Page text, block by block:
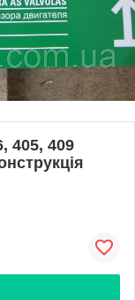
405, 409